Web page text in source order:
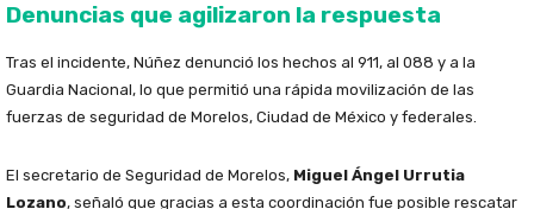
Denuncias que agilizaron la respuesta
Tras el incidente, Núñez denunció los hechos al 911, al 088 y a la
Guardia Nacional, lo que permitió una rápida movilización de las
fuerzas de seguridad de Morelos, Ciudad de México y federales.
El secretario de Seguridad de Morelos, Miguel Ángel Urrutia
Lozano, señaló que gracias a esta coordinación fue posible rescatar